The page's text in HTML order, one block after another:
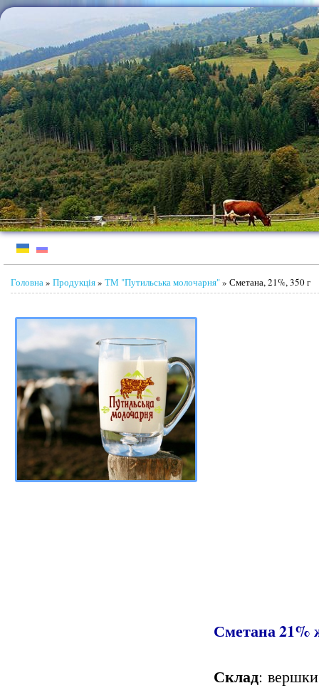
Jump to Content
Ви є тут
Головна» Продукція» ТМ "Путильська молочарня"» Сметана, 21%, 350 г
Сметана 21%
Склад: вершки